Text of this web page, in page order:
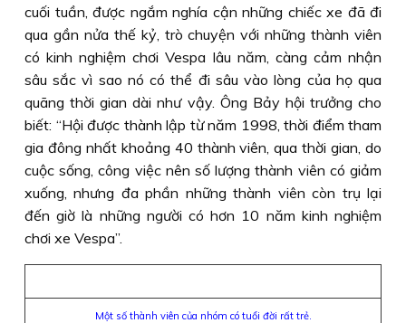
cuối tuần, được ngắm nghía cận những chiếc xe đã đi
qua gần nửa thế kỷ, trò chuyện với những thành viên
có kinh nghiệm chơi Vespa lâu năm, càng cảm nhận
sâu sắc vì sao nó có thể đi sâu vào lòng của họ qua
quãng thời gian dài như vậy. Ông Bảy hội trưởng cho
biết: “Hội được thành lập từ năm 1998, thời điểm tham
gia đông nhất khoảng 40 thành viên, qua thời gian, do
cuộc sống, công việc nên số lượng thành viên có giảm
xuống, nhưng đa phần những thành viên còn trụ lại
đến giờ là những người có hơn 10 năm kinh nghiệm
chơi xe Vespa”.
Một số thành viên của nhóm có tuổi đời rất trẻ.